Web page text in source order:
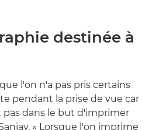
destinée à
l'on n'a pas pris certains
pendant la prise de vue car
dans le but d'imprimer
« Lorsque l'on imprime